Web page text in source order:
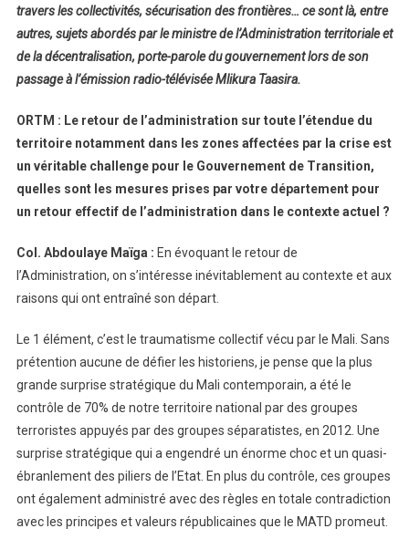
travers les collectivités, sécurisation des frontières… ce sont là, entre
autres, sujets abordés par le ministre de l’Administration territoriale et
de la décentralisation, porte-parole du gouvernement lors de son
passage à l’émission radio-télévisée Mlikura Taasira.
ORTM : Le retour de l’administration sur toute l’étendue du
territoire notamment dans les zones affectées par la crise est
un véritable challenge pour le Gouvernement de Transition,
quelles sont les mesures prises par votre département pour
un retour effectif de l’administration dans le contexte actuel ?
Col. Abdoulaye Maïga : En évoquant le retour de
l’Administration, on s’intéresse inévitablement au contexte et aux
raisons qui ont entraîné son départ.
Le 1 élément, c’est le traumatisme collectif vécu par le Mali. Sans
prétention aucune de défier les historiens, je pense que la plus
grande surprise stratégique du Mali contemporain, a été le
contrôle de 70% de notre territoire national par des groupes
terroristes appuyés par des groupes séparatistes, en 2012. Une
surprise stratégique qui a engendré un énorme choc et un quasi-
ébranlement des piliers de l’Etat. En plus du contrôle, ces groupes
ont également administré avec des règles en totale contradiction
avec les principes et valeurs républicaines que le MATD promeut.